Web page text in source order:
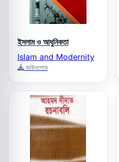
ইসলাম ও আধুনিকতা
Islam and Modernity
ডাউনলোড